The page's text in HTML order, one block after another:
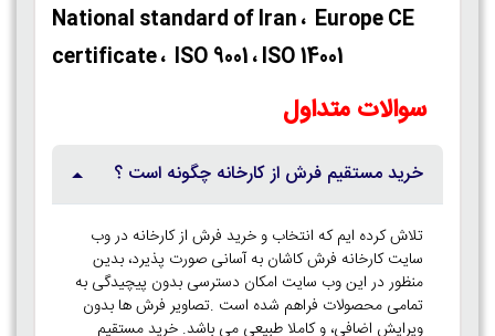
National standard of Iran ، Europe CE
certificate ، ISO 9001 ، ISO 14001
سوالات متداول
خرید مستقیم فرش از کارخانه چگونه است ؟
تلاش کرده ایم که انتخاب و خرید فرش از کارخانه در وب
سایت کارخانه فرش کاشان به آسانی صورت پذیرد، بدین
منظور در این وب سایت امکان دسترسی بدون پیچیدگی به
تمامی محصولات فراهم شده است .تصاویر فرش ها بدون
ویرایش اضافی، و کاملا طبیعی می باشد. خرید مستقیم